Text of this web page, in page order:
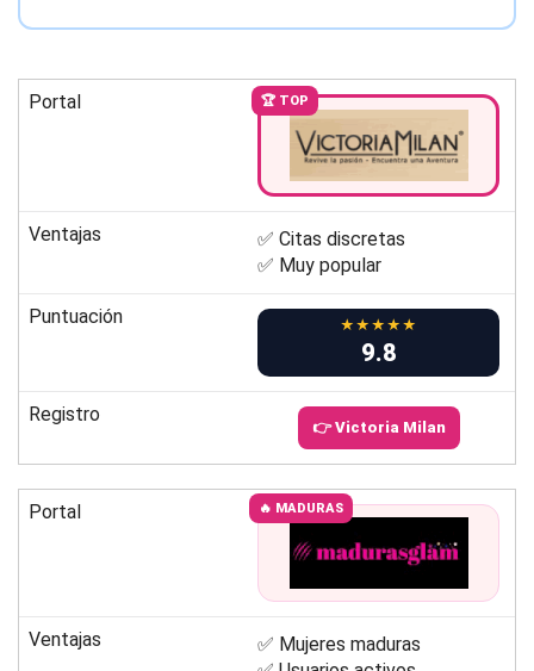
Portal 🏆 TOP
Ventajas
✅ Citas discretas
✅ Muy popular
Puntuación ★★★★★
9.8
Registro
👉 Victoria Milan
Portal 🔥 MADURAS
Ventajas
✅ Mujeres maduras